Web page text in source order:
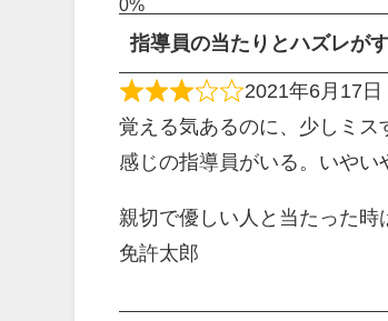
指導員の当たりとハズレがす
2021年6月17日
覚える気あるのに、少しミス
感じの指導員がいる。いやい
親切で優しい人と当たった時
免許太郎